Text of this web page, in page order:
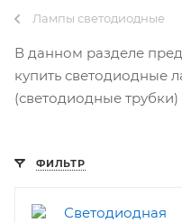
Лампы светодиодные
В данном разделе
купить светодиодные
(светодиодные трубки)
ФИЛЬТР